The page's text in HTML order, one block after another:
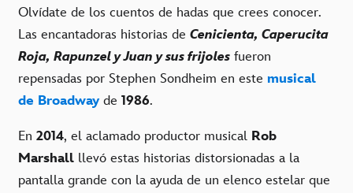
Olvídate de los cuentos de hadas que crees conocer.
Las encantadoras historias de Cenicienta, Caperucita
Roja, Rapunzel y Juan y sus frijoles fueron
repensadas por Stephen Sondheim en este musical
de Broadway de 1986.
En 2014, el aclamado productor musical Rob
Marshall llevó estas historias distorsionadas a la
pantalla grande con la ayuda de un elenco estelar que